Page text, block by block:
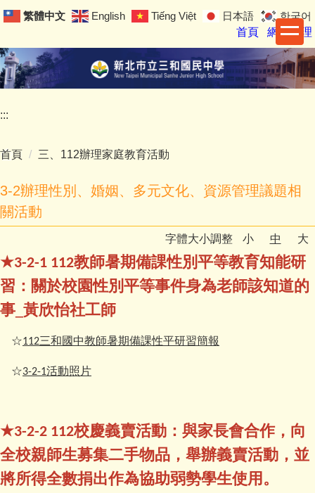
跳
要
內
區
繁體中文 English Tiếng Việt 日本語
한국어
首頁
網站管理
:::
首頁 三、112辦理家庭教育活動
3-2辦理性別、婚姻、多元文化、資源管理議題相
關活動
字體大小調整 小 中 大
★3-2-1 112教師暑期備課性別平等教育知能研
習：關於校園性別平等事件身為老師該知道的
事_黃欣怡社工師
☆112三和國中教師暑期備課性平研習簡報
☆3-2-1活動照片
★3-2-2 112校慶義賣活動：與家長會合作，向
全校親師生募集二手物品，舉辦義賣活動，並
將所得全數捐出作為協助弱勢學生使用。